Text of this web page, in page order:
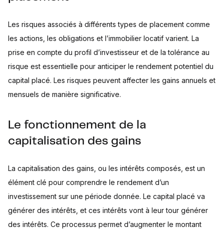
Les risques associés à différents types de placement comme
les actions, les obligations et l’immobilier locatif varient. La
prise en compte du profil d’investisseur et de la tolérance au
risque est essentielle pour anticiper le rendement potentiel du
capital placé. Les risques peuvent affecter les gains annuels et
mensuels de manière significative.
Le fonctionnement de la
capitalisation des gains
La capitalisation des gains, ou les intérêts composés, est un
élément clé pour comprendre le rendement d’un
investissement sur une période donnée. Le capital placé va
générer des intérêts, et ces intérêts vont à leur tour générer
des intérêts. Ce processus permet d’augmenter le montant